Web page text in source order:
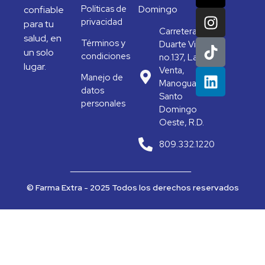
confiable
para tu
salud, en
un solo
lugar.
Políticas de
privacidad
Términos y
condiciones
Manejo de
datos
personales
Domingo
Carretera
Duarte Vieja
no.137, La
Venta,
Manoguayabo,
Santo
Domingo
Oeste, R.D.
809.332.1220
© Farma Extra - 2025 Todos los derechos reservados